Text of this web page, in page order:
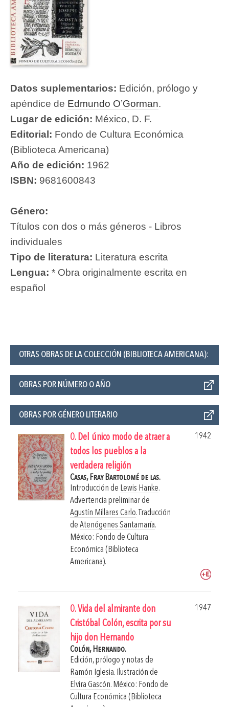
Datos suplementarios: Edición, prólogo y
apéndice de Edmundo O’Gorman.
Lugar de edición: México, D. F.
Editorial: Fondo de Cultura Económica
(Biblioteca Americana)
Año de edición: 1962
ISBN: 9681600843
Género:
Títulos con dos o más géneros - Libros
individuales
Tipo de literatura: Literatura escrita
Lengua: * Obra originalmente escrita en
español
OTRAS OBRAS DE LA COLECCIÓN (BIBLIOTECA AMERICANA):
OBRAS POR NÚMERO O AÑO
OBRAS POR GÉNERO LITERARIO
0. Del único modo de atraer a
todos los pueblos a la
verdadera religión
1942
Casas, Fray Bartolomé de las.
Introducción de Lewis Hanke.
Advertencia preliminar de
Agustín Millares Carlo. Traducción
de Atenógenes Santamaría.
México: Fondo de Cultura
Económica (Biblioteca
Americana).
0. Vida del almirante don
Cristóbal Colón, escrita por su
hijo don Hernando
1947
Colón, Hernando.
Edición, prólogo y notas de
Ramón Iglesia. Ilustración de
Elvira Gascón. México: Fondo de
Cultura Económica (Biblioteca